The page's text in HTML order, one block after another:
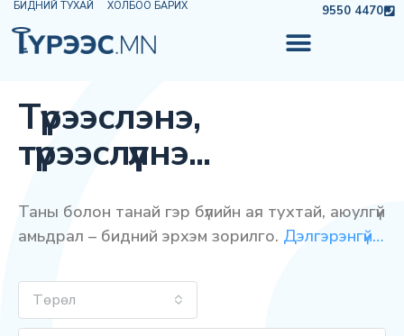
БИДНИЙ ТУХАЙ ХОЛБОО БАРИХ 9550 4470
Түрээслэнэ,
түрээслүүлнэ...
Таны болон танай гэр бүлийн ая тухтай, аюулгүй
амьдрал – бидний эрхэм зорилго. Дэлгэрэнгүй…
Төрөл